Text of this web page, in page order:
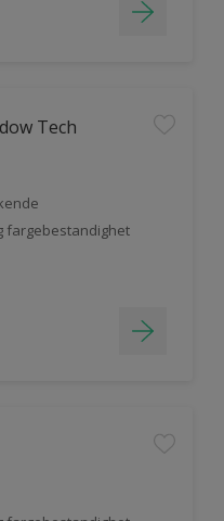
Tech
fargebestandighet